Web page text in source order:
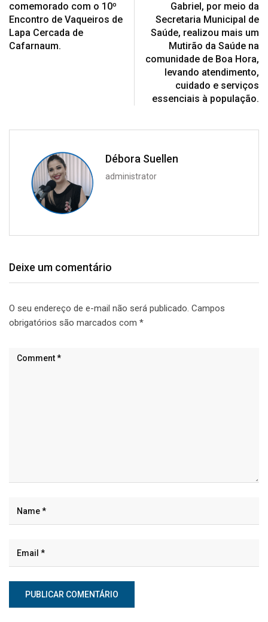
comemorado com o 10º
Encontro de Vaqueiros de
Lapa Cercada de
Cafarnaum.
Gabriel, por meio da
Secretaria Municipal de
Saúde, realizou mais um
Mutirão da Saúde na
comunidade de Boa Hora,
levando atendimento,
cuidado e serviços
essenciais à população.
Débora Suellen
administrator
Deixe um comentário
O seu endereço de e-mail não será publicado. Campos
obrigatórios são marcados com *